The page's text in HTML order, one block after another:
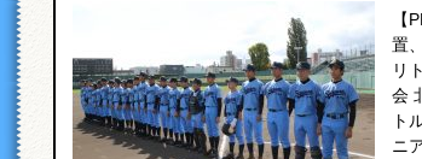
【
置
リ
会
ト
ニ